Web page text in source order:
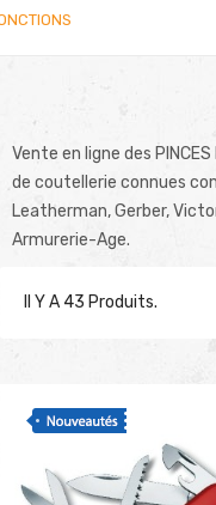
Vente en ligne des
de coutellerie connues
Leatherman, Gerber,
Armurerie-Age.
Il Y A 43 Produits.